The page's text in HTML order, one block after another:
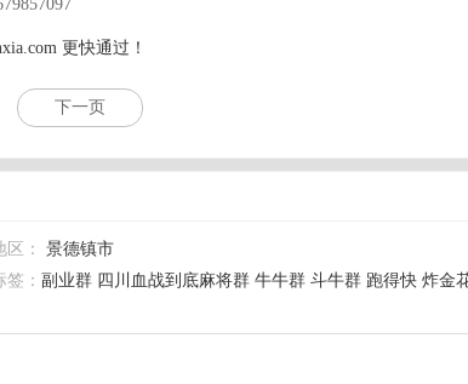
更快通过！
下一页
区：
景德镇市
签： 副业群 四川血战到底麻将群 牛牛群 斗牛群 跑得快 炸金